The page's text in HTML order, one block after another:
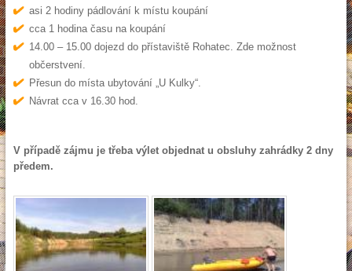
asi 2 hodiny pádlování k místu koupání
cca 1 hodina času na koupání
14.00 – 15.00 dojezd do přístaviště Rohatec. Zde možnost
občerstvení.
Přesun do místa ubytování „U Kulky“.
Návrat cca v 16.30 hod.
V případě zájmu je třeba výlet objednat u obsluhy zahrádky 2 dny
předem.